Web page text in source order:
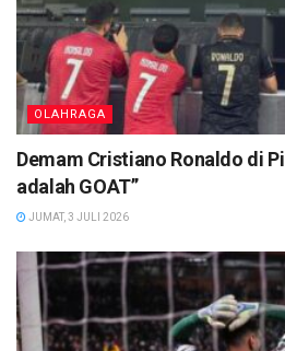
OLAHRAGA
Demam Cristiano Ronaldo di
adalah GOAT”
JUMAT, 3 JULI 2026